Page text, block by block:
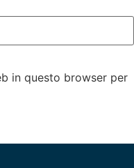
in questo browser per